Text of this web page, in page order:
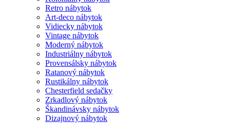
Retro nábytok
Art-deco nábytok
Vidiecky nábytok
Vintage nábytok
Moderný nábytok
Industriálny nábytok
Provensálsky nábytok
Ratanový nábytok
Rustikálny nábytok
Chesterfield sedačky
Zrkadlový nábytok
Škandinávsky nábytok
Dizajnový nábytok